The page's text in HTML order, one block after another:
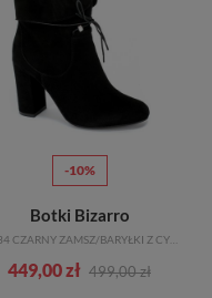
-10%
Botki Bizarro
B-934 CZARNY ZAMSZ/BARYŁKI Z CYRKONIAMI SKÓRA
449,00 zł 499,00 zł